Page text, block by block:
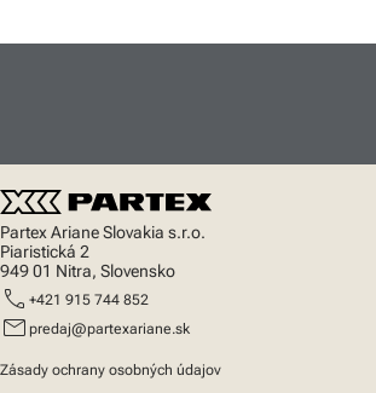
Partex Ariane Slovakia s.r.o.
Piaristická 2
949 01 Nitra, Slovensko
call +421 915 744 852
mail predaj@partexariane.sk
Zásady ochrany osobných údajov